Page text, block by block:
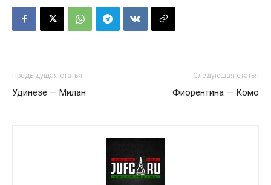
Предыдущая статья
Удинезе — Милан
Следующая статья
Фиорентина — Комо